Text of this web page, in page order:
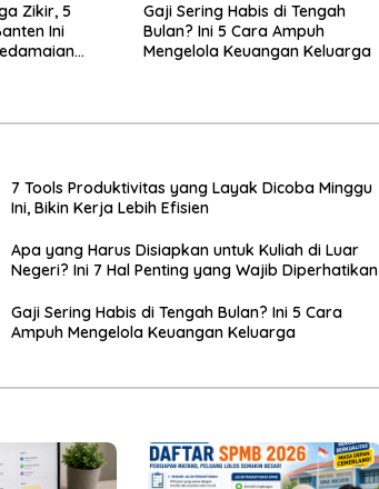
Zikir, 5
Ini
Gaji Sering Habis di Tengah
Bulan? Ini 5 Cara Ampuh
Mengelola Keuangan Keluarga
7 Tools Produktivitas yang Layak Dicoba Minggu
Ini, Bikin Kerja Lebih Efisien
Apa yang Harus Disiapkan untuk Kuliah di Luar
Negeri? Ini 7 Hal Penting yang Wajib Diperhatikan
Gaji Sering Habis di Tengah Bulan? Ini 5 Cara
Ampuh Mengelola Keuangan Keluarga